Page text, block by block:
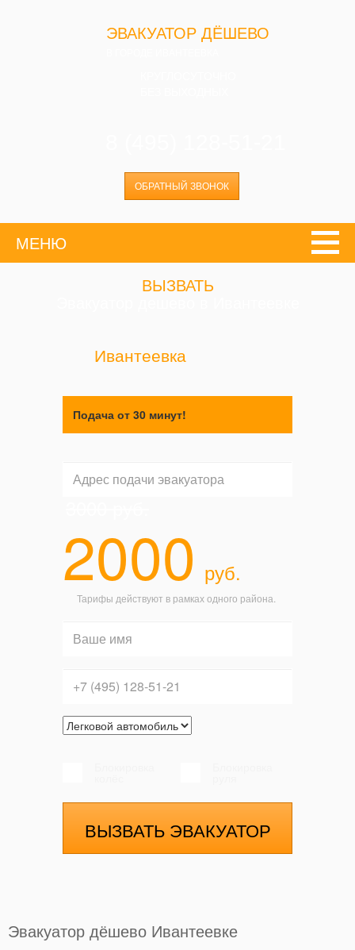
ЭВАКУАТОР ДЁШЕВО
ОБРАТНЫЙ ЗВОНОК
МЕНЮ
ВЫЗВАТЬ
Ивантеевка
Подача от 30 минут!
2000 руб.
Тарифы действуют в рамках одного района.
ВЫЗВАТЬ ЭВАКУАТОР
Эвакуатор дёшево Ивантеевке